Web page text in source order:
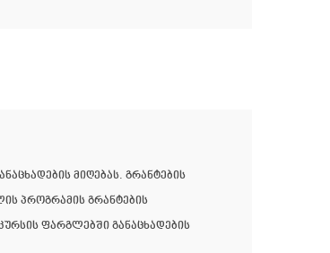
მიღებას. გრანტების
პროგრამის გრანტების
ფარგლებში განაცხადების